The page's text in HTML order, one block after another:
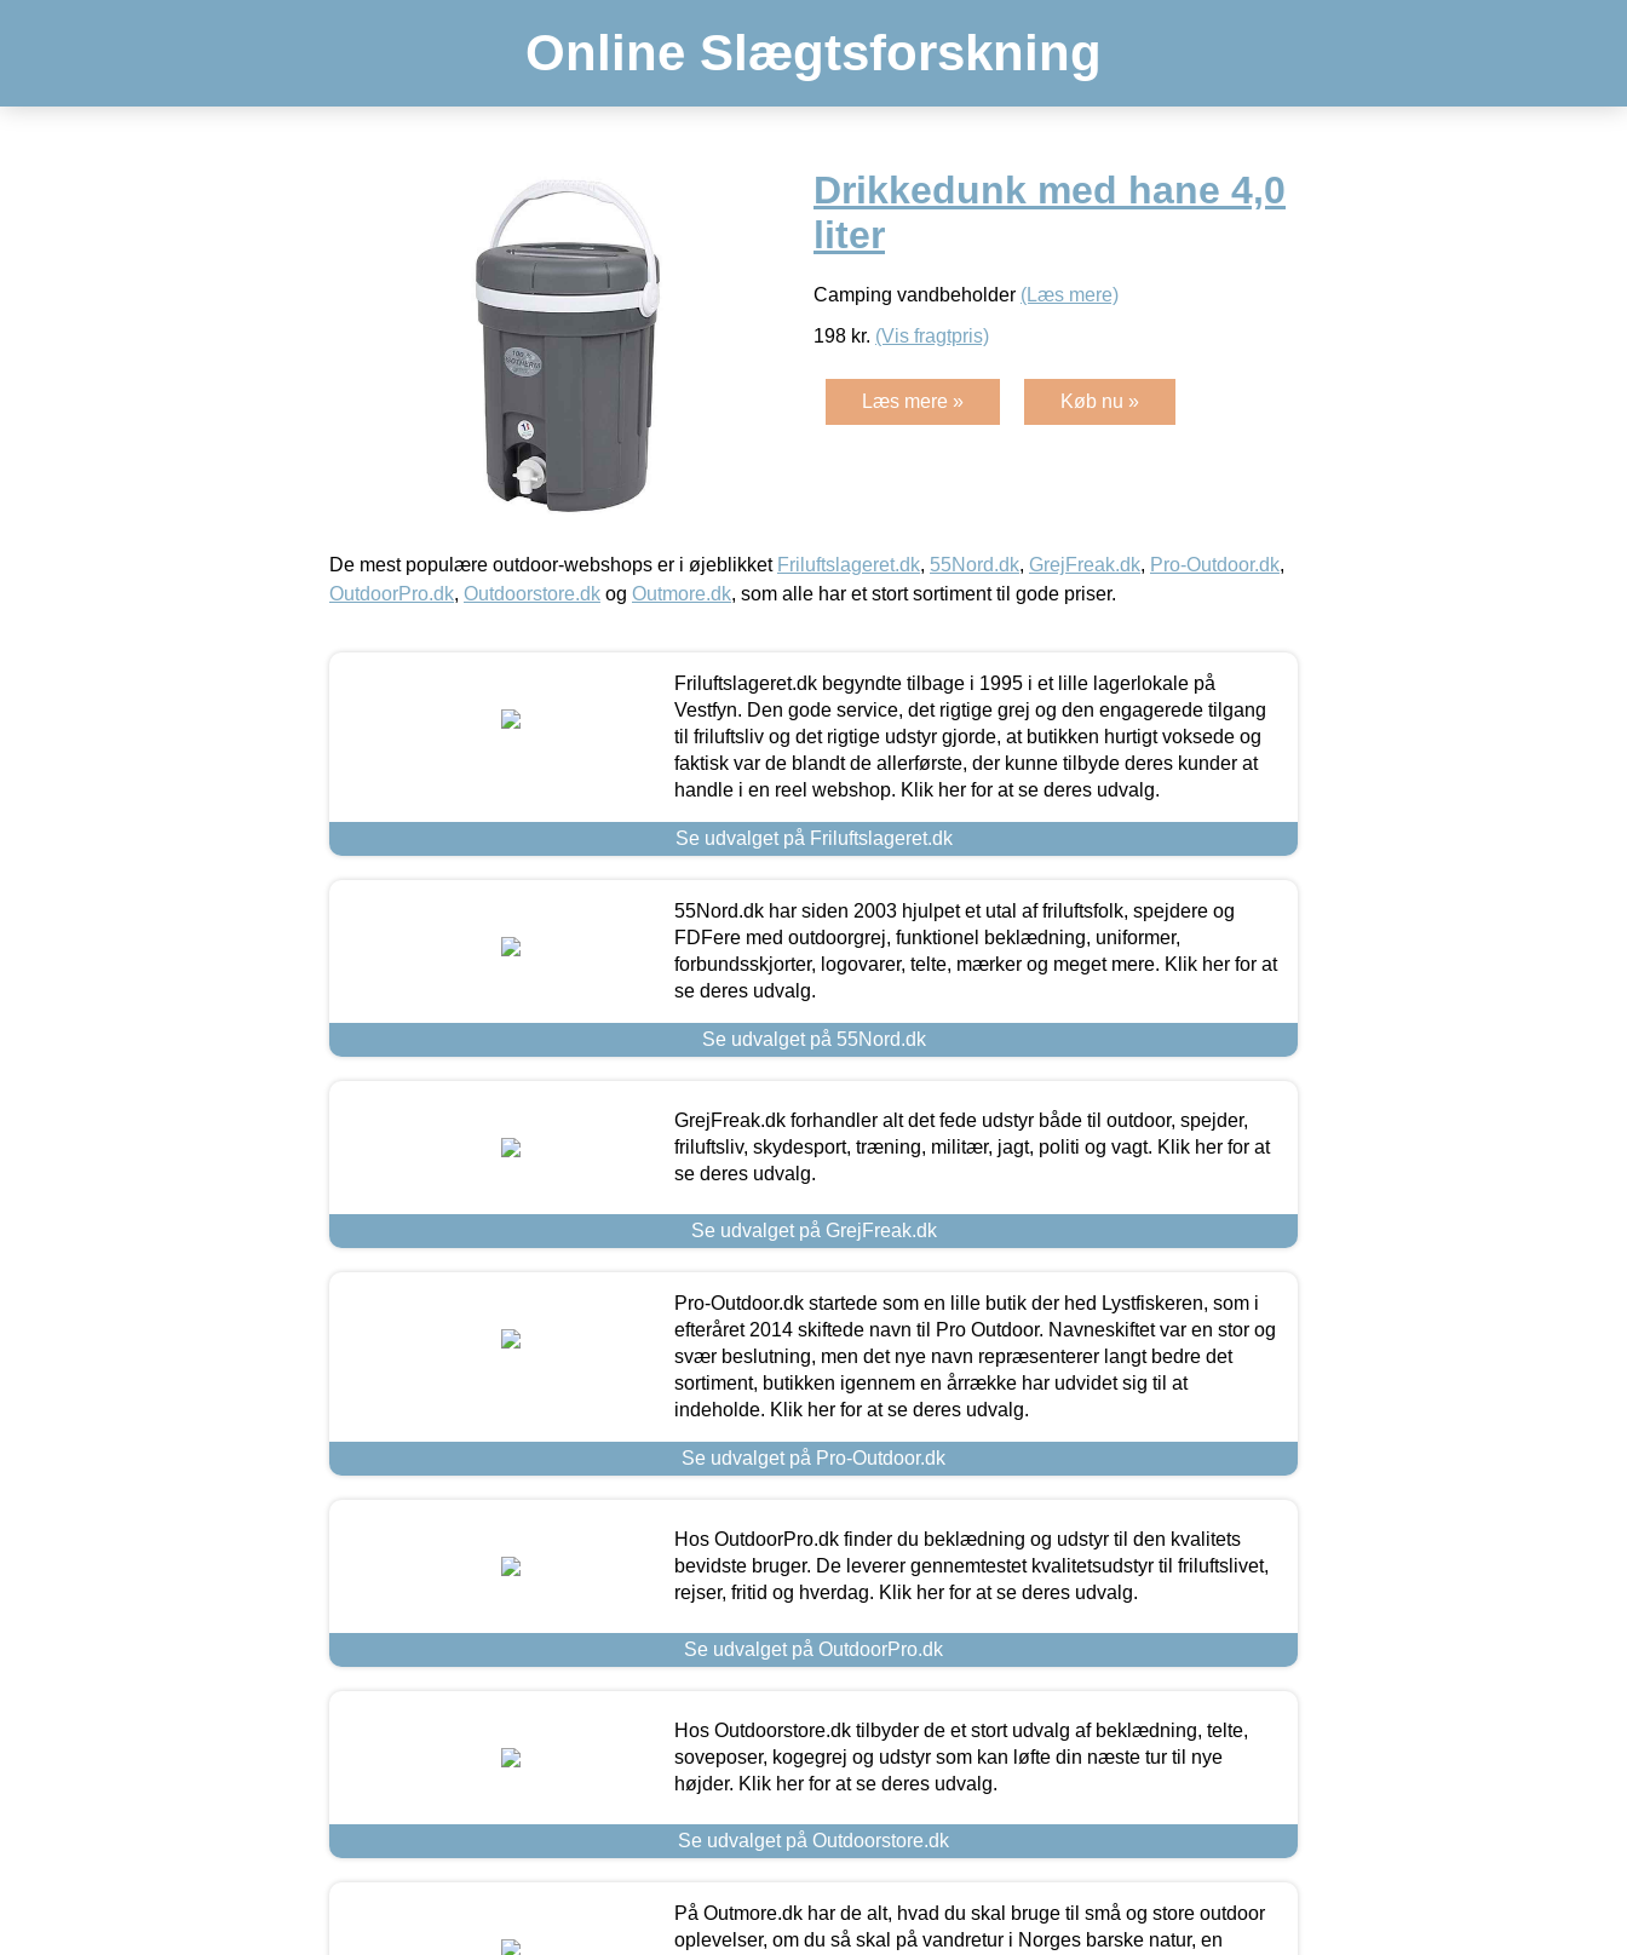
Online Slægtsforskning
Drikkedunk med hane 4,0
liter
Camping vandbeholder (Læs mere)
198 kr. (Vis fragtpris)
Læs mere » Køb nu »
De mest populære outdoor-webshops er i øjeblikket Friluftslageret.dk, 55Nord.dk, GrejFreak.dk, Pro-Outdoor.dk,
OutdoorPro.dk, Outdoorstore.dk og Outmore.dk, som alle har et stort sortiment til gode priser.
Friluftslageret.dk begyndte tilbage i 1995 i et lille lagerlokale på
Vestfyn. Den gode service, det rigtige grej og den engagerede tilgang
til friluftsliv og det rigtige udstyr gjorde, at butikken hurtigt voksede og
faktisk var de blandt de allerførste, der kunne tilbyde deres kunder at
handle i en reel webshop. Klik her for at se deres udvalg.
Se udvalget på Friluftslageret.dk
55Nord.dk har siden 2003 hjulpet et utal af friluftsfolk, spejdere og
FDFere med outdoorgrej, funktionel beklædning, uniformer,
forbundsskjorter, logovarer, telte, mærker og meget mere. Klik her for at
se deres udvalg.
Se udvalget på 55Nord.dk
GrejFreak.dk forhandler alt det fede udstyr både til outdoor, spejder,
friluftsliv, skydesport, træning, militær, jagt, politi og vagt. Klik her for at
se deres udvalg.
Se udvalget på GrejFreak.dk
Pro-Outdoor.dk startede som en lille butik der hed Lystfiskeren, som i
efteråret 2014 skiftede navn til Pro Outdoor. Navneskiftet var en stor og
svær beslutning, men det nye navn repræsenterer langt bedre det
sortiment, butikken igennem en årrække har udvidet sig til at
indeholde. Klik her for at se deres udvalg.
Se udvalget på Pro-Outdoor.dk
Hos OutdoorPro.dk finder du beklædning og udstyr til den kvalitets
bevidste bruger. De leverer gennemtestet kvalitetsudstyr til friluftslivet,
rejser, fritid og hverdag. Klik her for at se deres udvalg.
Se udvalget på OutdoorPro.dk
Hos Outdoorstore.dk tilbyder de et stort udvalg af beklædning, telte,
soveposer, kogegrej og udstyr som kan løfte din næste tur til nye
højder. Klik her for at se deres udvalg.
Se udvalget på Outdoorstore.dk
På Outmore.dk har de alt, hvad du skal bruge til små og store outdoor
oplevelser, om du så skal på vandretur i Norges barske natur, en